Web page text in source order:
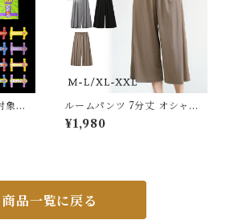
象】
トバ
グラン
ルームパンツ 7分丈 オシャレ
ゆったり ポケット付き 春 夏
無地 きれいめ カジュアル シン
軽い 5682164 スイモク【水
品】
¥1,980
商品一覧に戻る